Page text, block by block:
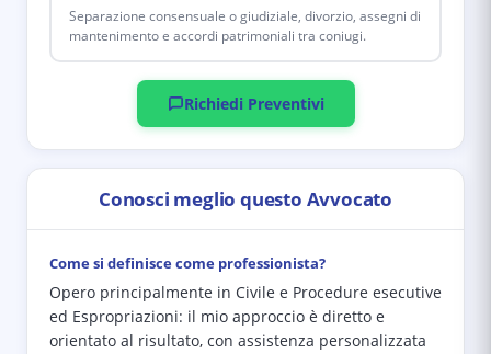
Separazione consensuale o giudiziale, divorzio, assegni di
mantenimento e accordi patrimoniali tra coniugi.
Richiedi Preventivi
Conosci meglio questo Avvocato
Come si definisce come professionista?
Opero principalmente in Civile e Procedure esecutive
ed Espropriazioni: il mio approccio è diretto e
orientato al risultato, con assistenza personalizzata